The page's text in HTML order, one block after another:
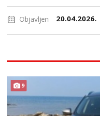
Objavljen 20.04.2026.
9